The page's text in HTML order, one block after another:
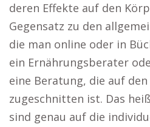
deren Effekte auf den
Gegensatz zu den
die man online oder in
ein Ernährungsberater
eine Beratung, die auf den
zugeschnitten ist. Das
sind genau auf die